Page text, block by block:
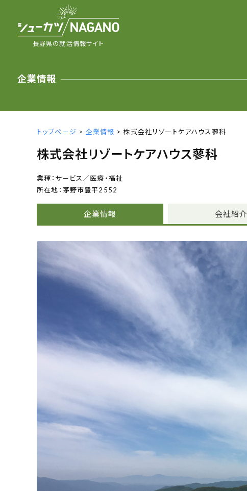
長野県の就活情報サイト
企業情報
トップページ > 企業情報 > 株式会社リゾートケアハウス蓼科
株式会社リゾートケアハウス蓼科
サービス／医療・福祉
茅野市豊平2552
企業情報 会社紹介